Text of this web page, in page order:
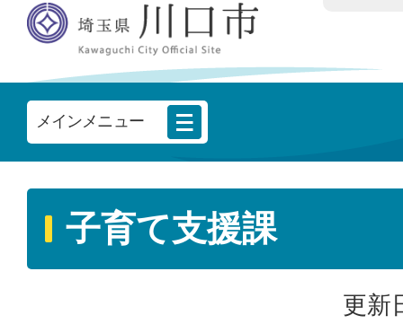
メインメニュー
子育て支援課
更新